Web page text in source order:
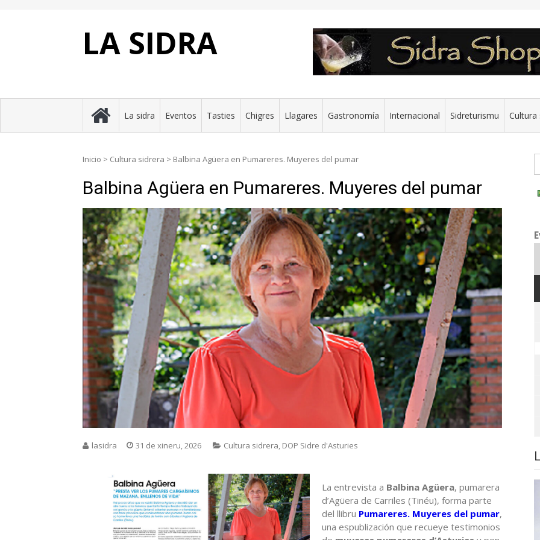
LA SIDRA
La sidra Eventos Tasties Chigres Llagares Gastronomía Internacional Sidreturismu Cultura
Inicio > Cultura sidrera > Balbina Agüera en Pumareres. Muyeres del pumar
Balbina Agüera en Pumareres. Muyeres del pumar
lasidra 31 de xineru, 2026 Cultura sidrera, DOP Sidre d'Asturies
La entrevista a Balbina Agüera, pumarera
d’Agüera de Carriles (Tinéu), forma parte
del llibru Pumareres. Muyeres del pumar,
una espublización que recueye testimonios